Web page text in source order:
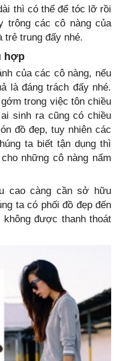
thì có thể để tóc lỡ rồi
trông các cô nàng của
trẻ trung đấy nhé.
hợp
của các cô nàng, nếu
là đáng trách đấy nhé.
trong việc tôn chiều
sinh ra cũng có chiều
đồ đẹp, tuy nhiên các
ta biết tận dụng thì
những cô nàng nấm
cao càng cần sở hữu
ta có phối đồ đẹp đến
được thanh thoát